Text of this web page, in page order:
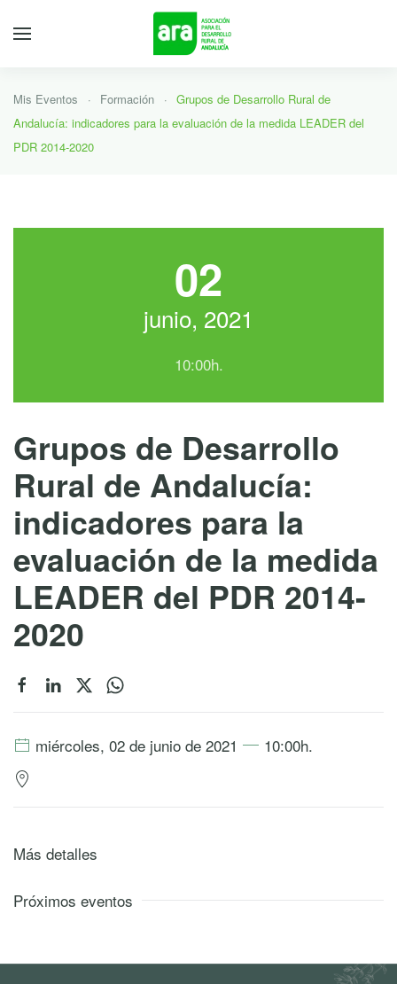
Mis Eventos Formación
Grupos de Desarrollo Rural de
Andalucía: indicadores para la evaluación de la medida LEADER del
PDR 2014-2020
02
junio, 2021
10:00h.
Grupos de Desarrollo
Rural de Andalucía:
indicadores para la
evaluación de la medida
LEADER del PDR 2014-
2020
miércoles, 02 de junio de 2021 10:00h.
Más detalles
Próximos eventos